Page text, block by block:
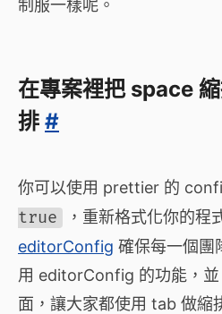
制服一樣呢。
在專案裡把 space
排 #
你可以使用 prettier 的
true
，重新格式化你的程
editorConfig 確保每一個團
用 editorConfig 的功能，
面，讓大家都使用 tab 做縮